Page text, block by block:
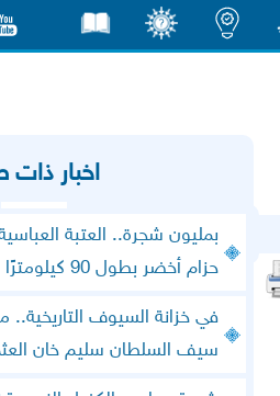
اخبار ذات
بمليون شجرة.. العتبة
حزام أخضر بطول 90 كيلومترًا
في خزانة السيوف
سيف السلطان سليم خان